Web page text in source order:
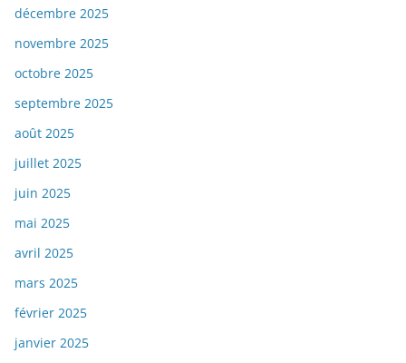
décembre 2025
novembre 2025
octobre 2025
septembre 2025
août 2025
juillet 2025
juin 2025
mai 2025
avril 2025
mars 2025
février 2025
janvier 2025